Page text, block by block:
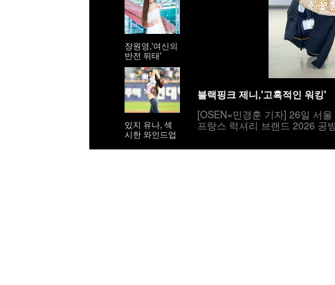
장원영,'여신의
반전 뒤태'
있지 유나, 섹
시한 와인드업
블랙핑크 제니,'고혹적인 워킹'
[OSEN=민경훈 기자] 26일 서
프랑스 럭셔리 브랜드 2026 공
우 김고은, 박서준, 고윤정, 윤